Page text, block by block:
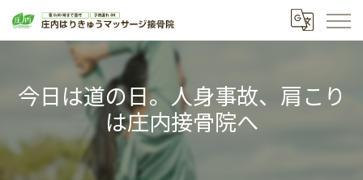
今日は道の日。人身事故、肩こり
は庄内接骨院へ